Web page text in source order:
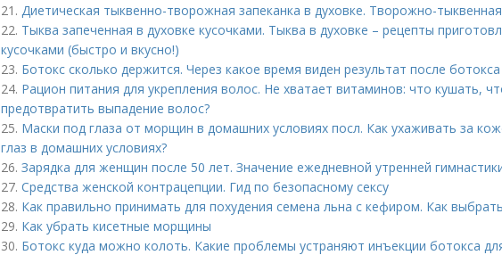
21. Диетическая тыквенно-творожная запеканка в духовке. Творожно-
22. Тыква запеченная в духовке кусочками. Тыква в духовке – рецепты
кусочками (быстро и вкусно!)
23. Ботокс сколько держится. Через какое время виден результат после ботокса
24. Рацион питания для укрепления волос. Не хватает витаминов: что кушать,
предотвратить выпадение волос?
25. Маски под глаза от морщин в домашних условиях посл. Как ухаживать за
глаз в домашних условиях?
26. Зарядка для женщин после 50 лет. Значение ежедневной утренней
27. Средства женской контрацепции. Гид по безопасному сексу
28. Как правильно принимать для похудения семена льна с кефиром. Как
29. Как убрать кисетные морщины
30. Ботокс куда можно колоть. Какие проблемы устраняют инъекции ботокса